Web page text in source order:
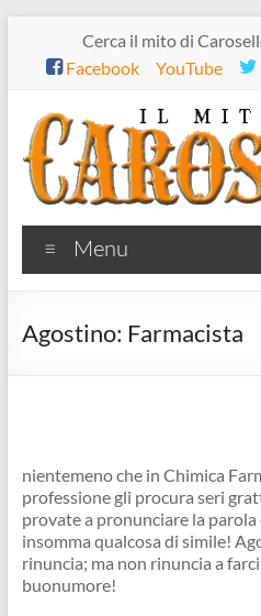
contenuto
Cerca il mito di
Facebook
YouTube
Il
mito
di
Carosello
Menu
Agostino: Farmacista
nientemeno che in Chimica
professione gli procura seri
provate a pronunciare la
insomma qualcosa di simile!
rinuncia; ma non rinuncia a
buonumore!